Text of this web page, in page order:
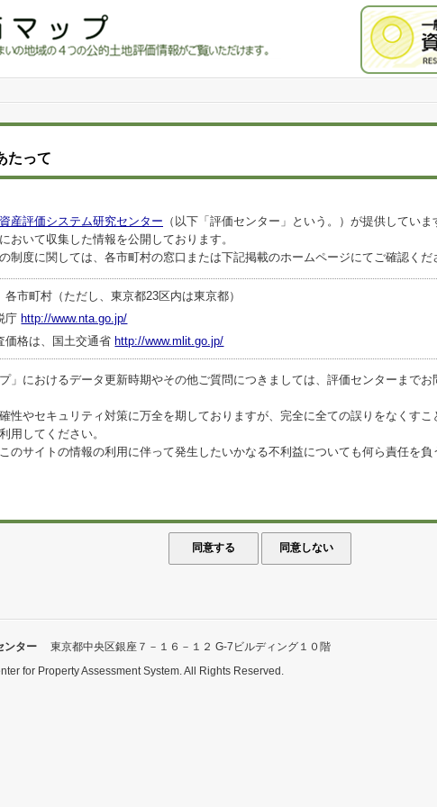
たって
産評価システム研究センター （以下「評価センター」という。）が提供してい
おいて収集した情報を公開しております。
制度に関しては、各市町村の窓口または下記掲載のホームページにてご確認くだ
市町村（ただし、東京都23区内は東京都）
庁 http://www.nta.go.jp/
価格は、国土交通省 http://www.mlit.go.jp/
におけるデータ更新時期やその他ご質問につきましては、評価センターまでお
性やセキュリティ対策に万全を期しておりますが、完全に全ての誤りをなくす
用してください。
サイトの情報の利用に伴って発生したいかなる不利益についても何ら責任を負
ンター
東京都中央区銀座７－１６－１２ G-7ビルディング１０階
for Property Assessment System. All Rights Reserved.